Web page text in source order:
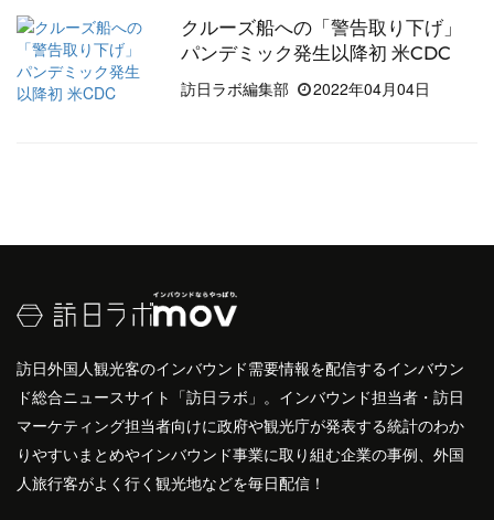
クルーズ船への「警告取り下げ」
パンデミック発生以降初 米CDC
訪日ラボ編集部
2022年04月04日
訪日外国人観光客のインバウンド需要情報を配信するインバウン
ド総合ニュースサイト「訪日ラボ」。インバウンド担当者・訪日
マーケティング担当者向けに政府や観光庁が発表する統計のわか
りやすいまとめやインバウンド事業に取り組む企業の事例、外国
人旅行客がよく行く観光地などを毎日配信！